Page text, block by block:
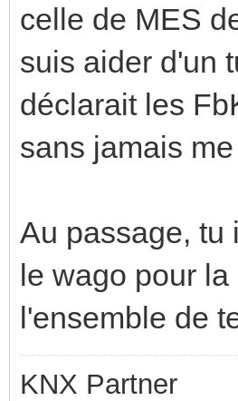
celle de MES
suis aider d'un
déclarait les
sans jamais
Au passage, tu
le wago pour
l'ensemble de
KNX Partner